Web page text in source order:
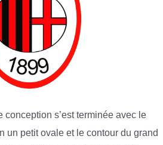
conception s’est terminée avec le
un petit ovale et le contour du grand